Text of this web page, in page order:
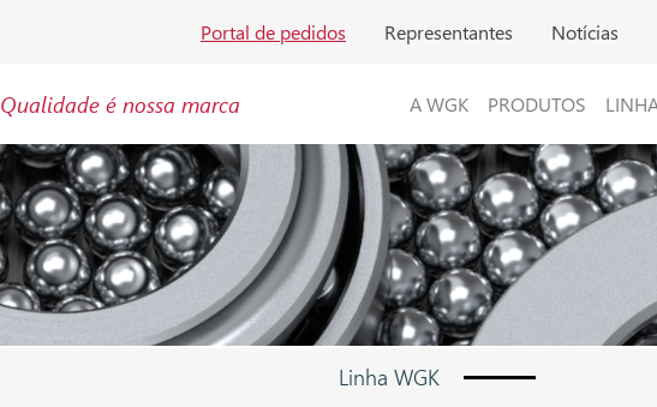
Portal de pedidos Representantes Notícias
Qualidade é nossa marca A WGK PRODUTOS
Linha WGK